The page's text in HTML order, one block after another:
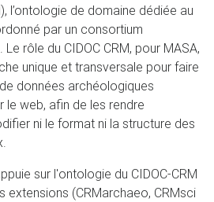
l’ontologie de domaine dédiée au
par un consortium
rôle du CIDOC CRM, pour MASA,
unique et transversale pour faire
données archéologiques
le web, afin de les rendre
ni le format ni la structure des
sur l'ontologie du CIDOC-CRM
extensions (CRMarchaeo, CRMsci